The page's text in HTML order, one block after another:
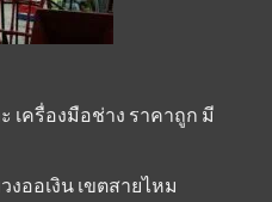
เครื่องมือช่าง ราคาถูก มี
ออเงิน เขตสายไหม